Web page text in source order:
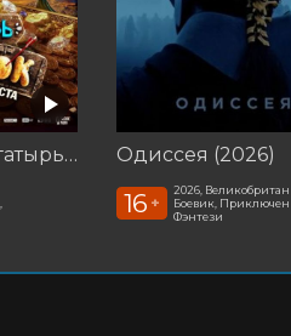
Последний богатырь. Колобок Одиссея (2026)
16 +
2026,
Боевик,
Фэнтези